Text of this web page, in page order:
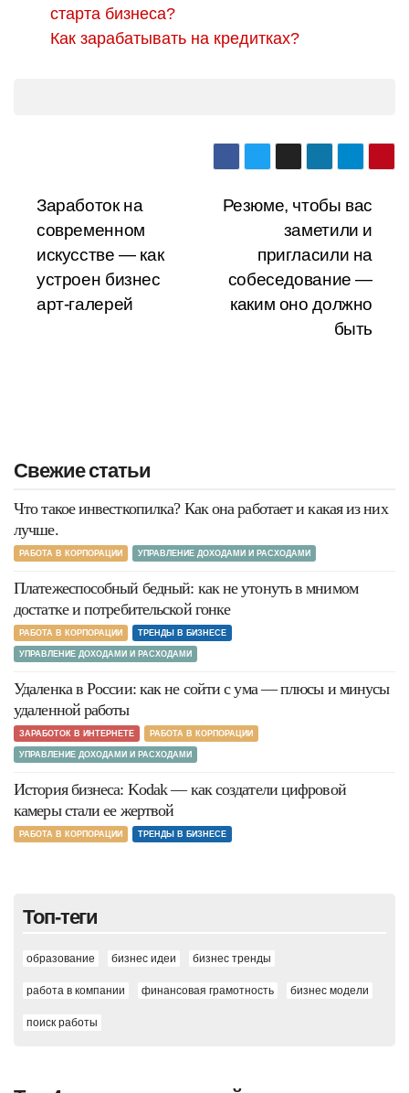
старта бизнеса?
Как зарабатывать на кредитках?
Навигация
по
записям
Резюме, чтобы вас
заметили и
пригласили на
собеседование —
каким оно должно
быть
Заработок на
современном
искусстве — как
устроен бизнес
арт-галерей
Свежие статьи
Что такое инвесткопилка? Как она работает и какая из них
лучше.
РАБОТА В КОРПОРАЦИИ УПРАВЛЕНИЕ ДОХОДАМИ И РАСХОДАМИ
Платежеспособный бедный: как не утонуть в мнимом
достатке и потребительской гонке
РАБОТА В КОРПОРАЦИИ ТРЕНДЫ В БИЗНЕСЕ
УПРАВЛЕНИЕ ДОХОДАМИ И РАСХОДАМИ
Удаленка в России: как не сойти с ума — плюсы и минусы
удаленной работы
ЗАРАБОТОК В ИНТЕРНЕТЕ РАБОТА В КОРПОРАЦИИ
УПРАВЛЕНИЕ ДОХОДАМИ И РАСХОДАМИ
История бизнеса: Kodak — как создатели цифровой
камеры стали ее жертвой
РАБОТА В КОРПОРАЦИИ ТРЕНДЫ В БИЗНЕСЕ
Топ-теги
образование бизнес идеи бизнес тренды
работа в компании финансовая грамотность бизнес модели
поиск работы